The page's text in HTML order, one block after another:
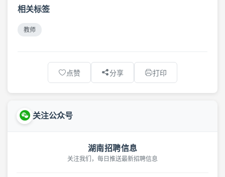
相关标签
教师
点赞 分享 打印
关注公众号
湖南招聘信息
关注我们，每日推送最新招聘信息